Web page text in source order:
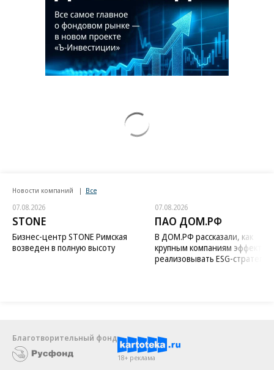
Новости компаний Все
07.08.2026
STONE
Бизнес-центр STONE Римская
возведен в полную высоту
07.08.2026
ПАО ДОМ.РФ
В ДОМ.РФ рассказали, как
крупным компаниям
реализовывать ESG-стратегию
Благотворительный фонд
18+ реклама